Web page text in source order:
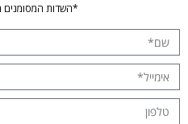
*השדות המסומנים